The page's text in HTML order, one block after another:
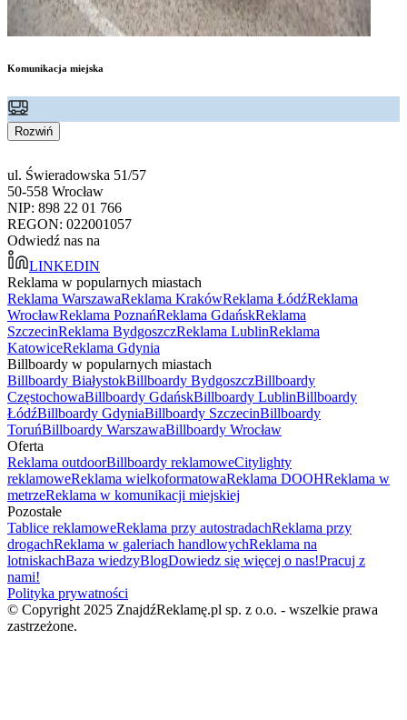
Komunikacja miejska
Rozwiń
ul. Świeradowska 51/57
50-558 Wrocław
NIP: 898 22 01 766
REGON: 022001057
Odwiedź nas na
LINKEDIN
Reklama w popularnych miastach
Reklama WarszawaReklama KrakówReklama ŁódźReklama
WrocławReklama PoznańReklama GdańskReklama
SzczecinReklama BydgoszczReklama LublinReklama
KatowiceReklama Gdynia
Billboardy w popularnych miastach
Billboardy BiałystokBillboardy BydgoszczBillboardy
CzęstochowaBillboardy GdańskBillboardy LublinBillboardy
ŁódźBillboardy GdyniaBillboardy SzczecinBillboardy
ToruńBillboardy WarszawaBillboardy Wrocław
Oferta
Reklama outdoorBillboardy reklamoweCitylighty
reklamoweReklama wielkoformatowaReklama DOOHReklama w
metrzeReklama w komunikacji miejskiej
Pozostałe
Tablice reklamoweReklama przy autostradachReklama przy
drogachReklama w galeriach handlowychReklama na
lotniskachBaza wiedzyBlogDowiedz się więcej o nas!Pracuj z
nami!
Polityka prywatności
© Copyright 2025 ZnajdźReklamę.pl sp. z o.o. - wszelkie prawa
zastrzeżone.